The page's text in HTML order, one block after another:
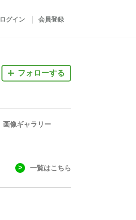
ログイン 会員登録
フォローする
画像ギャラリー
一覧はこちら